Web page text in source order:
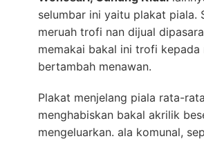
selumbar ini yaitu plakat piala.
meruah trofi nan dijual
memakai bakal ini trofi kepada
bertambah menawan.
Plakat menjelang piala rata-
menghabiskan bakal akrilik
mengeluarkan. ala komunal,